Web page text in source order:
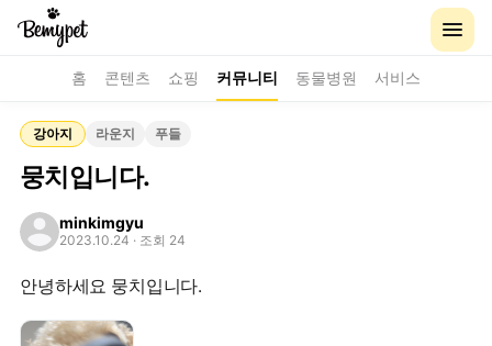
홈 콘텐츠 쇼핑 커뮤니티 동물병원 서비스
강아지 라운지 푸들
뭉치입니다.
minkimgyu
2023.10.24 · 조회 24
안녕하세요 뭉치입니다.